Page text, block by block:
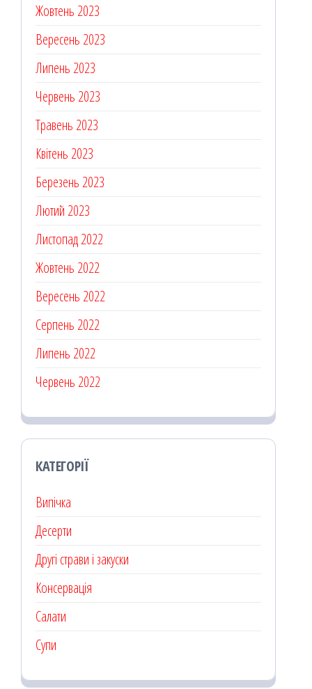
Жовтень 2023
Вересень 2023
Липень 2023
Червень 2023
Травень 2023
Квітень 2023
Березень 2023
Лютий 2023
Листопад 2022
Жовтень 2022
Вересень 2022
Серпень 2022
Липень 2022
Червень 2022
КАТЕГОРІЇ
Випічка
Десерти
Другі страви і закуски
Консервація
Салати
Супи